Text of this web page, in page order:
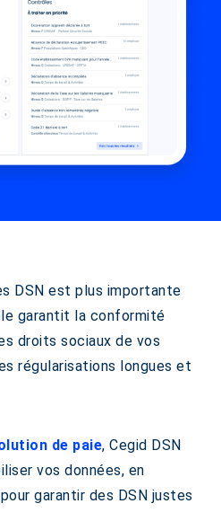
DSN est plus importante
garantit la conformité
droits sociaux de vos
régularisations longues et
de paie, Cegid DSN
vos données, en
garantir des DSN justes